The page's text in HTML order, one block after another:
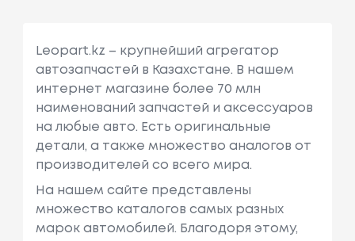
Leopart.kz – крупнейший агрегатор
автозапчастей в Казахстане. В нашем
интернет магазине более 70 млн
наименований запчастей и аксессуаров
на любые авто. Есть оригинальные
детали, а также множество аналогов от
производителей со всего мира.
На нашем сайте представлены
множество каталогов самых разных
марок автомобилей. Благодоря этому,